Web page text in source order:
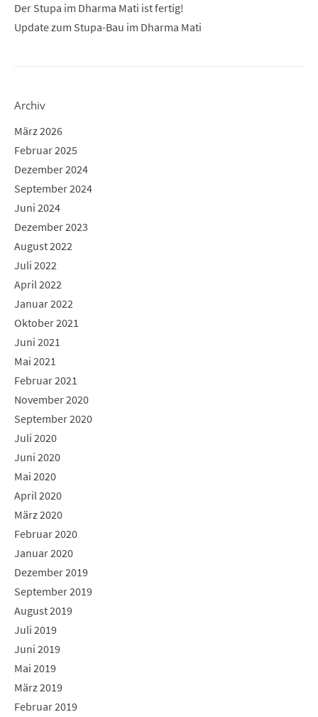
Der Stupa im Dharma Mati ist fertig!
Update zum Stupa-Bau im Dharma Mati
Archiv
März 2026
Februar 2025
Dezember 2024
September 2024
Juni 2024
Dezember 2023
August 2022
Juli 2022
April 2022
Januar 2022
Oktober 2021
Juni 2021
Mai 2021
Februar 2021
November 2020
September 2020
Juli 2020
Juni 2020
Mai 2020
April 2020
März 2020
Februar 2020
Januar 2020
Dezember 2019
September 2019
August 2019
Juli 2019
Juni 2019
Mai 2019
März 2019
Februar 2019